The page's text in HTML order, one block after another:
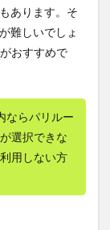
あります。そ
難しいでしょ
おすすめで
ならパリルー
選択できな
用しない方